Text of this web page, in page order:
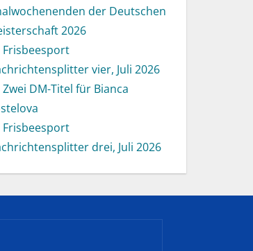
der Deutschen
2026
Frisbeesport
vier, Juli 2026
Zwei DM-Titel für Bianca
Frisbeesport
drei, Juli 2026